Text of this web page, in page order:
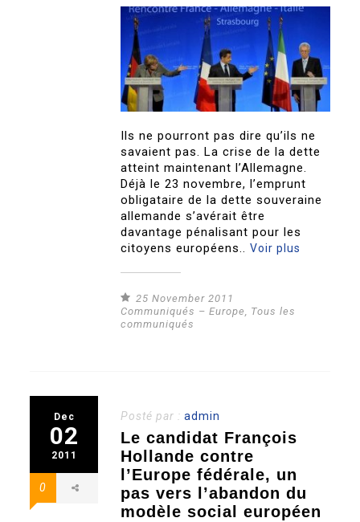
Ils ne pourront pas dire qu’ils ne
savaient pas. La crise de la dette
atteint maintenant l’Allemagne.
Déjà le 23 novembre, l’emprunt
obligataire de la dette souveraine
allemande s’avérait être
davantage pénalisant pour les
citoyens européens..Voir plus
25 November 2011
Communiqués – Europe, Tous les
communiqués
Dec
02
2011
0
Posté par :admin
Le candidat François
Hollande contre
l’Europe fédérale, un
pas vers l’abandon du
modèle social européen